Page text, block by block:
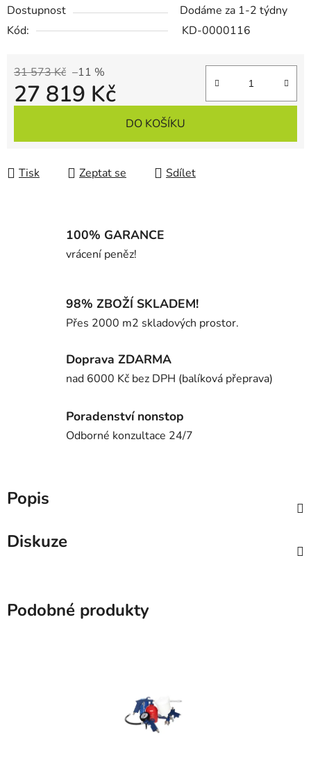
Dostupnost
Dodáme za 1-2 týdny
Kód:
KD-0000116
31 573 Kč –11 %
27 819 Kč
DO KOŠÍKU
Tisk Zeptat se Sdílet
100% GARANCE
vrácení peněz!
98% ZBOŽÍ SKLADEM!
Přes 2000 m2 skladových prostor.
Doprava ZDARMA
nad 6000 Kč bez DPH (balíková přeprava)
Poradenství nonstop
Odborné konzultace 24/7
Popis
Diskuze
Podobné produkty